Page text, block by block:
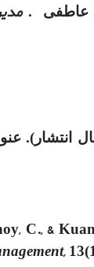
انتشار).
C., &